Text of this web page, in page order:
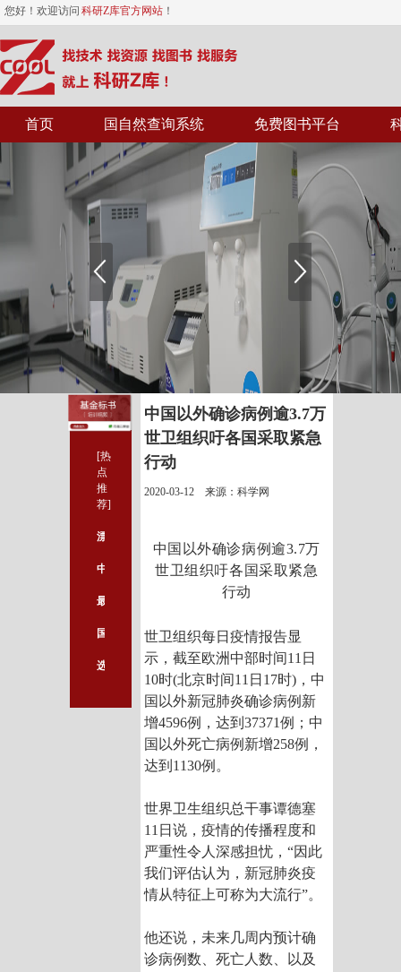
您好！欢迎访问 科研Z库官方网站 ！
首页 国自然查询系统 免费图书平台
[热
点
推
荐]
中国以外确诊病例逾3.7万
世卫组织吁各国采取紧急
行动
2020-03-12 来源：科学网
中国以外确诊病例逾3.7万
世卫组织吁各国采取紧急
行动
世卫组织每日疫情报告显
示，截至欧洲中部时间11日
10时(北京时间11日17时)，中
国以外新冠肺炎确诊病例新
增4596例，达到37371例；中
国以外死亡病例新增258例，
达到1130例。
世界卫生组织总干事谭德塞
11日说，疫情的传播程度和
严重性令人深感担忧，“因此
我们评估认为，新冠肺炎疫
情从特征上可称为大流行”。
他还说，未来几周内预计确
诊病例数、死亡人数、以及